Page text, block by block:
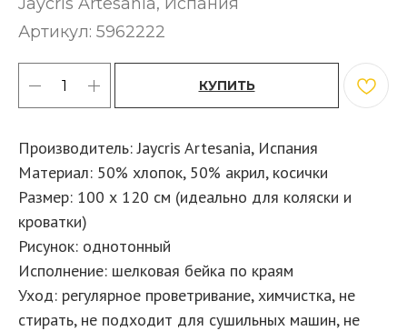
Артикул: 5962222
КУПИТЬ
Производитель: Jaycris Artesania, Испания
Материал: 50% хлопок, 50% акрил, косички
Размер: 100 х 120 см (идеально для коляски и
кроватки)
Рисунок: однотонный
Исполнение: шелковая бейка по краям
Уход: регулярное проветривание, химчистка, не
стирать, не подходит для сушильных машин, не